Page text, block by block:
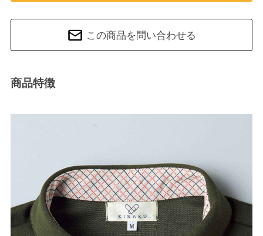
この商品を問い合わせる
商品特徴